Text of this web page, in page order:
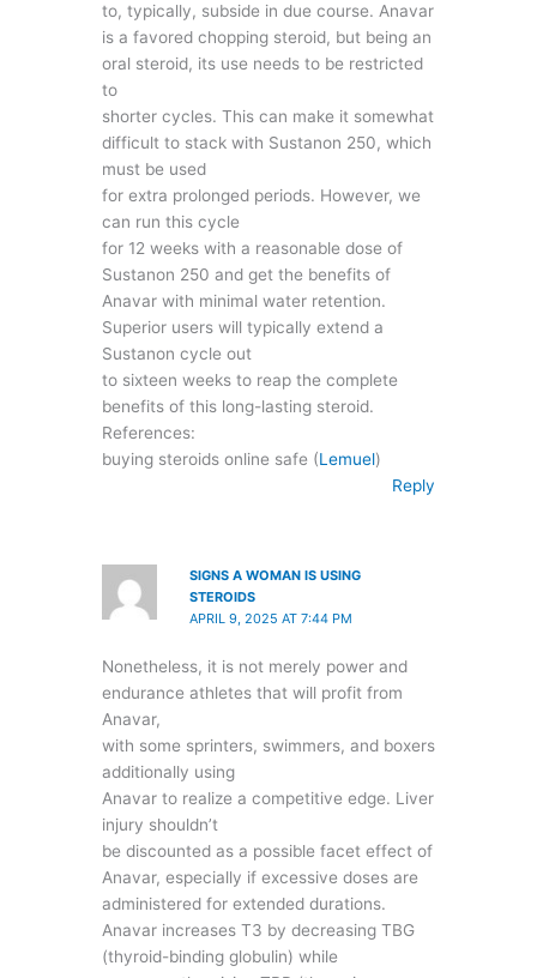
to, typically, subside in due course. Anavar
is a favored chopping steroid, but being an
oral steroid, its use needs to be restricted
to
shorter cycles. This can make it somewhat
difficult to stack with Sustanon 250, which
must be used
for extra prolonged periods. However, we
can run this cycle
for 12 weeks with a reasonable dose of
Sustanon 250 and get the benefits of
Anavar with minimal water retention.
Superior users will typically extend a
Sustanon cycle out
to sixteen weeks to reap the complete
benefits of this long-lasting steroid.
References:
buying steroids online safe (Lemuel)
Reply
SIGNS A WOMAN IS USING
STEROIDS
APRIL 9, 2025 AT 7:44 PM
Nonetheless, it is not merely power and
endurance athletes that will profit from
Anavar,
with some sprinters, swimmers, and boxers
additionally using
Anavar to realize a competitive edge. Liver
injury shouldn’t
be discounted as a possible facet effect of
Anavar, especially if excessive doses are
administered for extended durations.
Anavar increases T3 by decreasing TBG
(thyroid-binding globulin) while